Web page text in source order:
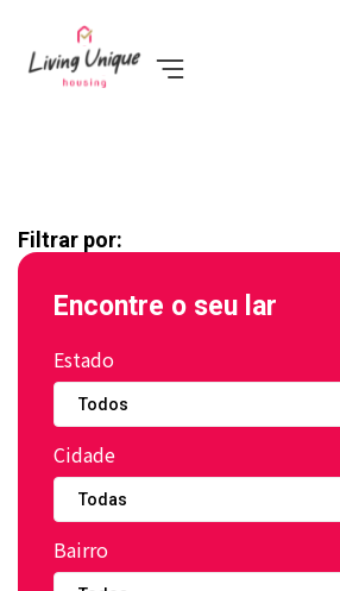
Filtrar por:
Encontre o seu lar
Estado
Cidade
Bairro